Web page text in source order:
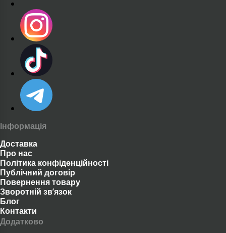
розмір, форму, матеріал виготовлення та
наявність додаткових функцій (наприклад,
вібрації або підігріву). Правильно підібраний
товар стане не лише чудовим придбанням
для себе, але й ідеальним делікатним
подарунком.
Супутні товари, які вам
знадобляться
Для зручності ми підготували корисні
посилання:
ДОГЛЯД ЗА ТІЛОМ
Інформація
Доставка
Про нас
Політика конфіденційності
Публічний договір
Повернення товару
Зворотній зв’язок
Блог
Контакти
Додатково